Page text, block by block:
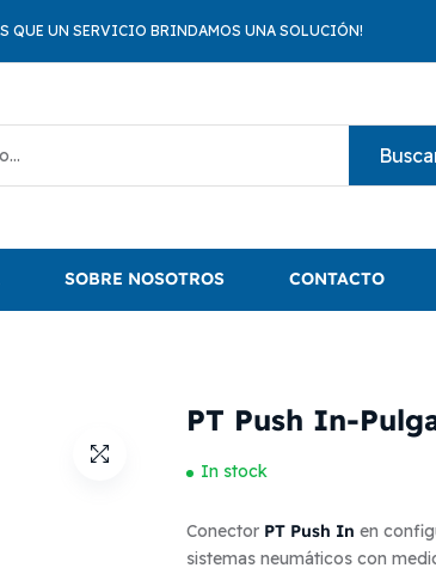
QUE UN SERVICIO BRINDAMOS UNA SOLUCIÓN!
SOBRE NOSOTROS CONTACTO
PT Push In-
In stock
Conector PT Push In en
sistemas neumáticos con